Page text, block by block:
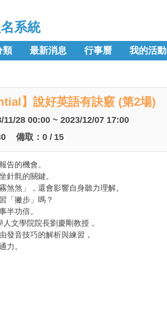
系統
類 最新消息 行事曆 我的活動
】說好英語有訣竅 (第2場)
11/28 00:00 ~ 2023/12/07 17:00
備取：0 / 15
告的機會。
針氈的關鍵。
煞煞」，還會影響自身聽力理解。
「撇步」嗎？
半功倍。
文學院院長劉慶剛教授，
發音技巧的解析與練習，
力。